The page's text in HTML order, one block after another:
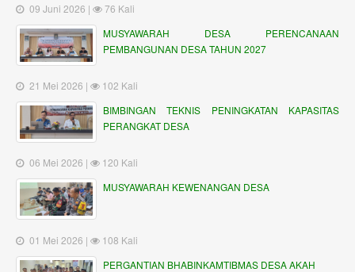
09 Juni 2026 |
76 Kali
MUSYAWARAH DESA PERENCANAAN
PEMBANGUNAN DESA TAHUN 2027
21 Mei 2026 |
102 Kali
BIMBINGAN TEKNIS PENINGKATAN KAPASITAS
PERANGKAT DESA
06 Mei 2026 |
120 Kali
MUSYAWARAH KEWENANGAN DESA
01 Mei 2026 |
108 Kali
PERGANTIAN BHABINKAMTIBMAS DESA AKAH